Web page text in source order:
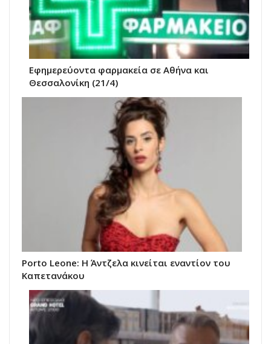
Εφημερεύοντα φαρμακεία σε Αθήνα και
Θεσσαλονίκη (21/4)
Porto Leone: Η Άντζελα κινείται εναντίον του
Καπετανάκου